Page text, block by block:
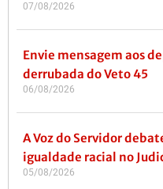
07/08/2026
Envie mensagem aos
derrubada do Veto 45
06/08/2026
A Voz do Servidor
igualdade racial no
05/08/2026